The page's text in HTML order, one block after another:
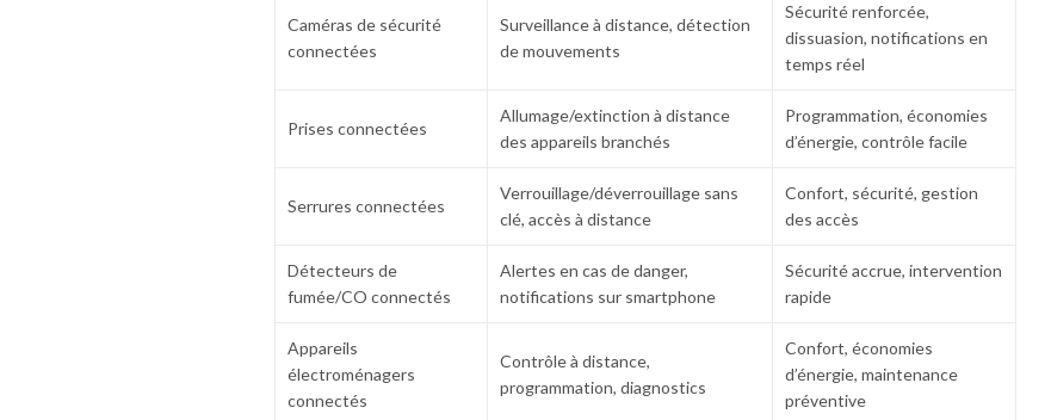
Caméras de sécurité
connectées
Surveillance à distance, détection
de mouvements
Sécurité renforcée,
dissuasion, notifications en
temps réel
Prises connectées
Allumage/extinction à distance
des appareils branchés
Programmation, économies
d’énergie, contrôle facile
Serrures connectées
Verrouillage/déverrouillage sans
clé, accès à distance
Confort, sécurité, gestion
des accès
Détecteurs de
fumée/CO connectés
Alertes en cas de danger,
notifications sur smartphone
Sécurité accrue, intervention
rapide
Appareils
électroménagers
connectés
Contrôle à distance,
programmation, diagnostics
Confort, économies
d’énergie, maintenance
préventive